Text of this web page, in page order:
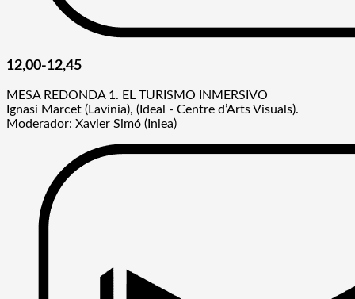
12,00-12,45
MESA REDONDA 1. EL TURISMO INMERSIVO
Ignasi Marcet (Lavínia), (Ideal - Centre d’Arts Visuals).
Moderador: Xavier Simó (Inlea)